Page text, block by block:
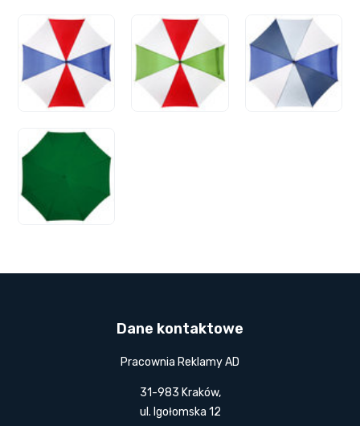
Dane kontaktowe
Pracownia Reklamy AD
31-983 Kraków,
ul. Igołomska 12